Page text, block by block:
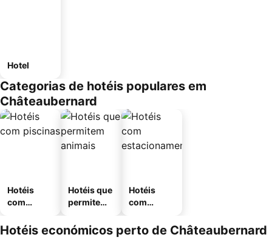
Hotel
Categorias de hotéis populares em
Châteaubernard
Hotéis
com
Hotéis que
permitem
Hotéis
com
mento
Hotéis económicos perto de Châteaubernard